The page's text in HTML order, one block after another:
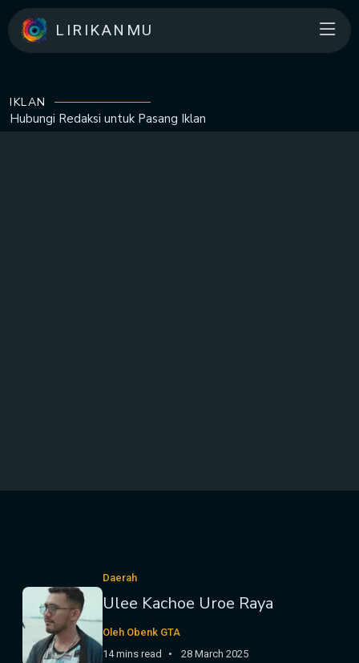
LIRIKANMU
IKLAN
Hubungi Redaksi untuk Pasang Iklan
Daerah
Ulee Kachoe Uroe Raya
Oleh Obenk GTA
14 mins read
28 March 2025